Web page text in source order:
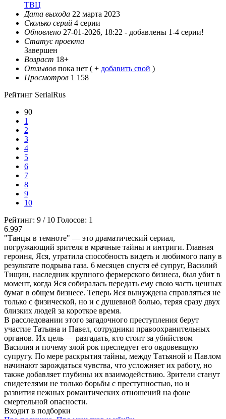
ТВЦ
Дата выхода 22 марта 2023
Сколько серий 4 серии
Обновлено 27-01-2026, 18:22 - добавлены 1-4 серии!
Статус проекта
Завершен
Возраст 18+
Отзывов пока нет ( + добавить свой )
Просмотров 1 158
Рейтинг SerialRus
90
1
2
3
4
5
6
7
8
9
10
Рейтинг: 9 / 10 Голосов: 1
6.997
"Танцы в темноте" — это драматический сериал,
погружающий зрителя в мрачные тайны и интриги. Главная
героиня, Яся, утратила способность видеть и любимого папу в
результате подрыва газа. 6 месяцев спустя её супруг, Василий
Тищин, наследник крупного фермерского бизнеса, был убит в
момент, когда Яся собиралась передать ему свою часть ценных
бумаг в общем бизнесе. Теперь Яся вынуждена справляться не
только с физической, но и с душевной болью, теряя сразу двух
близких людей за короткое время.
В расследовании этого загадочного преступления берут
участие Татьяна и Павел, сотрудники правоохранительных
органов. Их цель — разгадать, кто стоит за убийством
Василия и почему злой рок преследует его овдовевшую
супругу. По мере раскрытия тайны, между Татьяной и Павлом
начинают зарождаться чувства, что усложняет их работу, но
также добавляет глубины их взаимодействию. Зрители станут
свидетелями не только борьбы с преступностью, но и
развития нежных романтических отношений на фоне
смертельной опасности.
Входит в подборки